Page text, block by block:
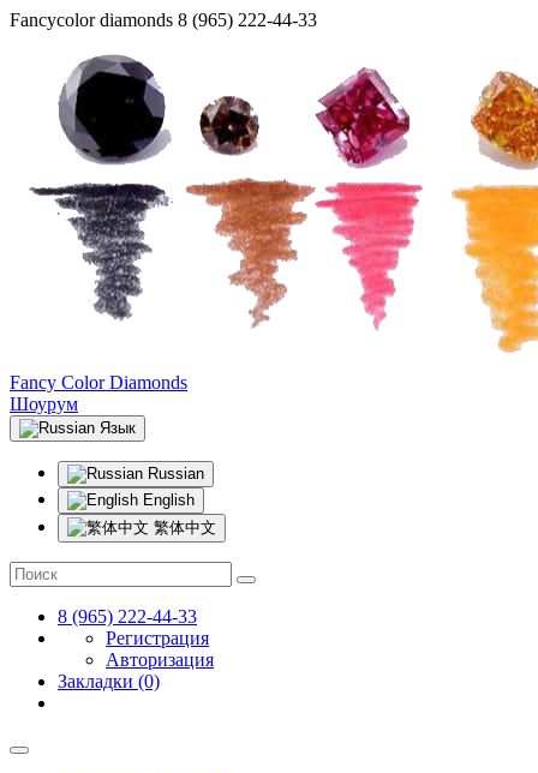
Fancycolor diamonds 8 (965) 222-44-33
Fancy Color Diamonds
Шоурум
Язык
Russian
English
繁体中文
8 (965) 222-44-33
Регистрация
Авторизация
Закладки (0)